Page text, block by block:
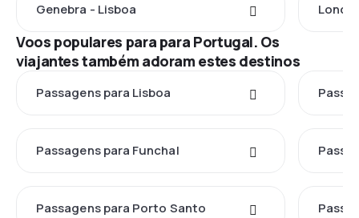
Genebra - Lisboa
Voos populares para para Portugal. Os
viajantes também adoram estes destinos
Passagens para Lisboa
Passagens para Funchal
Passagens para Porto Santo